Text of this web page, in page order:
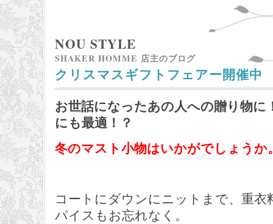
NOU STYLE
SHAKER HOMME 店主のブログ
クリスマスギフトフェアー開催中
お世話になったあの人への贈り物に
にも最適！？
冬のマスト小物はいかがでしょうか
コートにダウンにニットまで、重
パイスもお忘れなく。